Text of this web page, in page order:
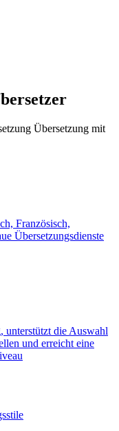
Übersetzung mit
Französisch,
Übersetzungsdienste
unterstützt die Auswahl
und erreicht eine